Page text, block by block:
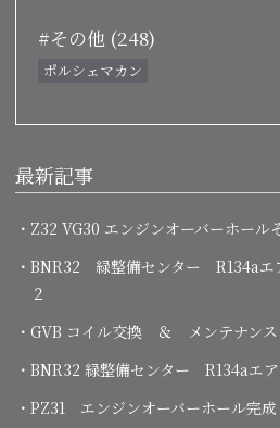
#その他 (248)
ポルシェマカン
最新記事
・Z32 VG30 エンジンオーバーホール
・BNR32 緑整備センター R134a
２
・GVB コイル交換 ＆ メンテナンス
・BNR32 緑整備センター R134aエ
・PZ31 エンジンオーバーホール完成